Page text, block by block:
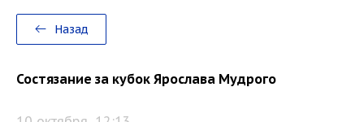
Назад
Состязание за кубок Ярослава Мудрого